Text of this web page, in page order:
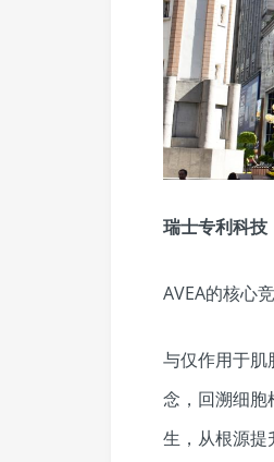
瑞士专利科技
AVEA的核心
与仅作用于肌
念，回溯细胞
生，从根源提